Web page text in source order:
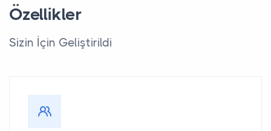
Özellikler
Sizin İçin Geliştirildi